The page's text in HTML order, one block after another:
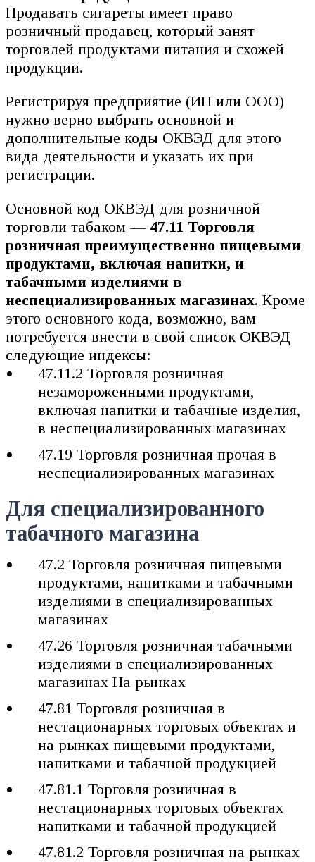
Продавать сигареты имеет право
розничный продавец, который занят
торговлей продуктами питания и схожей
продукции.
Регистрируя предприятие (ИП или ООО)
нужно верно выбрать основной и
дополнительные коды ОКВЭД для этого
вида деятельности и указать их при
регистрации.
Основной код ОКВЭД для розничной
торговли табаком — 47.11 Торговля
розничная преимущественно пищевыми
продуктами, включая напитки, и
табачными изделиями в
неспециализированных магазинах. Кроме
этого основного кода, возможно, вам
потребуется внести в свой список ОКВЭД
следующие индексы:
47.11.2 Торговля розничная
незамороженными продуктами,
включая напитки и табачные изделия,
в неспециализированных магазинах
47.19 Торговля розничная прочая в
неспециализированных магазинах
Для специализированного
табачного магазина
47.2 Торговля розничная пищевыми
продуктами, напитками и табачными
изделиями в специализированных
магазинах
47.26 Торговля розничная табачными
изделиями в специализированных
магазинах На рынках
47.81 Торговля розничная в
нестационарных торговых объектах и
на рынках пищевыми продуктами,
напитками и табачной продукцией
47.81.1 Торговля розничная в
нестационарных торговых объектах
напитками и табачной продукцией
47.81.2 Торговля розничная на рынках